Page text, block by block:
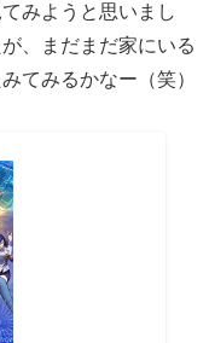
みようと思いまし
、まだまだ家にいる
てみるかなー（笑）